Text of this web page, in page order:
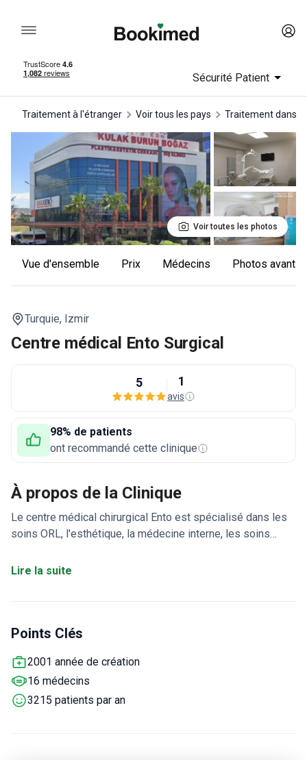
Sécurité Patient
Traitement à l'étranger Voir tous les pays traitement dans
Voir toutes les photos
Vue d'ensemble Prix Médecins Photos avant
Turquie, Izmir
Centre médical Ento Surgical
5 1
avis
98% de patients
ont recommandé cette clinique
À propos de la Clinique
Le centre médical chirurgical Ento est spécialisé dans les
soins ORL, l'esthétique, la médecine interne, les soins
technologie de pointe, notamment l'imagerie 3D Vectra
personnalisés et des traitements efficaces.
patients internationaux, comprenant une assistance au
voyage, à l'hébergement et au soutien linguistique,
garantissant une expérience transparente de la consultation
Lire la suite
Points Clés
2001 année de création
16 médecins
3215 patients par an